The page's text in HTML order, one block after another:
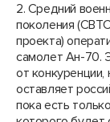
2. Средний
поколения
проекта)
самолет Ан-70.
от
оставляет
пока есть